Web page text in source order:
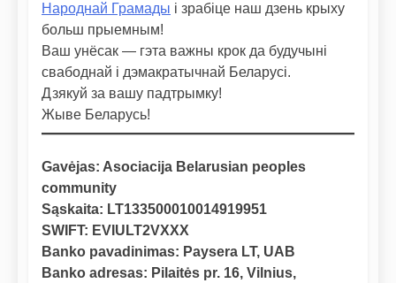
Народнай Грамады і зрабіце наш дзень крыху
больш прыемным!
Ваш унёсак — гэта важны крок да будучыні
свабоднай і дэмакратычнай Беларусі.
Дзякуй за вашу падтрымку!
Жыве Беларусь!
Gavėjas: Asociacija Belarusian peoples
community
Sąskaita: LT133500010014919951
SWIFT: EVIULT2VXXX
Banko pavadinimas: Paysera LT, UAB
Banko adresas: Pilaitės pr. 16, Vilnius,